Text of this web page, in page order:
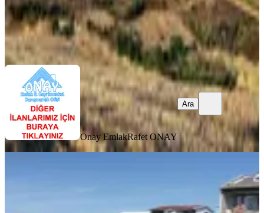
Onay Emlak Rafet ONAY
Onay EmlakRafet ONAY
Ara
Tekirdağ, Marmaraereğlisi